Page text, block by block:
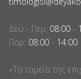
Δευ - Πεμ: 08:00 -
Παρ: 08:00 - 14:00
«Τα ταμεία της